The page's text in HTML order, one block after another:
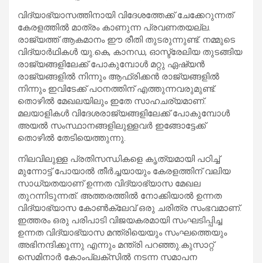
വിദ്യാഭ്യാസത്തിനായി വിദേശത്തേക്ക് ചേക്കേറുന്നത്
കേരളത്തിൽ മാത്രം കാണുന്ന പ്രവണതയല്ല.
രാജ്യത്ത് ആകമാനം ഈ രീതി തുടരുന്നുണ്ട്. നമ്മുടെ
വിദ്യാർഥികൾ യു.കെ, കാനഡ, ഓസ്ട്രേലിയ തുടങ്ങിയ
രാജ്യങ്ങളിലേക്ക് പോകുമ്പോൾ മറ്റു ഏഷ്യൻ
രാജ്യങ്ങളിൽ നിന്നും ആഫ്രിക്കൻ രാജ്യങ്ങളിൽ
നിന്നും ഇവിടേക്ക് പഠനത്തിന് എത്തുന്നവരുമുണ്ട്.
തൊഴിൽ മേഖലയിലും ഇതേ സാഹചര്യമാണ്.
മലയാളികൾ വിദേശരാജ്യങ്ങളിലേക്ക് പോകുമ്പോൾ
അയൽ സംസ്ഥാനങ്ങളിലുള്ളവർ ഇങ്ങോട്ടേക്ക്
തൊഴിൽ തേടിയെത്തുന്നു.
നിലവിലുള്ള പ്രതിസന്ധികളെ കൃത്യമായി പഠിച്ച്
മുന്നോട്ട് പോയാൽ തീർച്ചയായും കേരളത്തിന് വലിയ
സാധ്യതയാണ് ഉന്നത വിദ്യാഭ്യാസ മേഖല
തുറന്നിടുന്നത്. അത്തരത്തിൽ നോക്കിയാൽ ഉന്നത
വിദ്യാഭ്യാസ കോൺക്ലേവ് ഒരു ചരിത്ര സംഭവമാണ്.
ഇത്തരം ഒരു പരിപാടി വിജയകരമായി സംഘടിപ്പിച്ച
ഉന്നത വിദ്യാഭ്യാസ മന്ത്രിയെയും സംഘത്തെയും
അഭിനന്ദിക്കുന്നു എന്നും മന്ത്രി പറഞ്ഞു.കുസാറ്റ്
സെമിനാർ കോംപ്ലക്സിൽ നടന്ന സമാപന